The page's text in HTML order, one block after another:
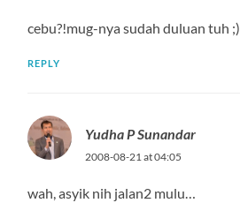
cebu?!mug-nya sudah duluan tuh ;)
REPLY
Yudha P Sunandar
2008-08-21 at 04:05
wah, asyik nih jalan2 mulu…